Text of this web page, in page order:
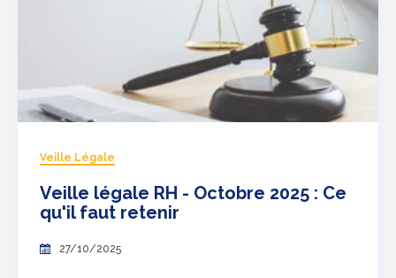
Veille Légale
Veille légale RH - Octobre 2025 : Ce
qu'il faut retenir
27/10/2025